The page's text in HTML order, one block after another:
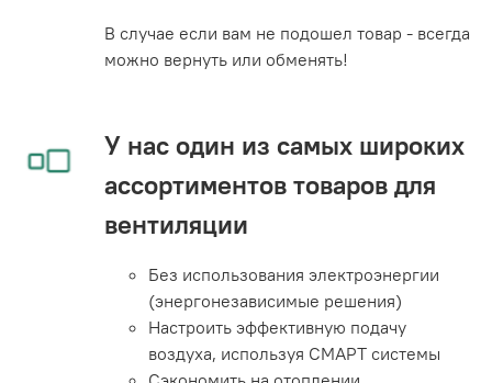
В случае если вам не подошел товар - всегда
можно вернуть или обменять!
У нас один из самых широких
ассортиментов товаров для
вентиляции
Без использования электроэнергии
(энергонезависимые решения)
Настроить эффективную подачу
воздуха, используя СМАРТ системы